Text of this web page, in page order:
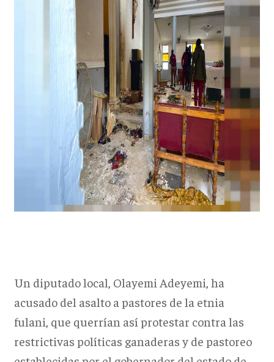
Un diputado local, Olayemi Adeyemi, ha
acusado del asalto a pastores de la etnia
fulani, que querrían así protestar contra las
restrictivas políticas ganaderas y de pastoreo